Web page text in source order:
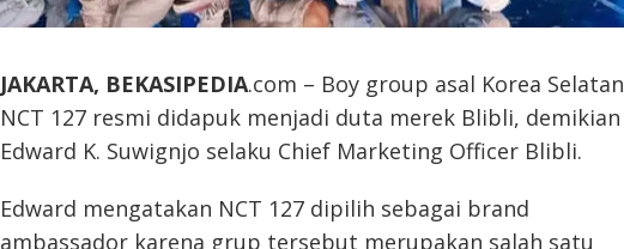
JAKARTA, BEKASIPEDIA.com – Boy group asal Korea Selatan
NCT 127 resmi didapuk menjadi duta merek Blibli, demikian
Edward K. Suwignjo selaku Chief Marketing Officer Blibli.
Edward mengatakan NCT 127 dipilih sebagai brand
ambassador karena grup tersebut merupakan salah satu